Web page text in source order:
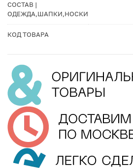
СОСТАВ |
ОДЕЖДА,ШАПКИ,НОСКИ
КОД ТОВАРА